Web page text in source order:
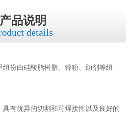
产品说明
details
份由硅酸脂树脂、锌粉、助剂等组
有优异的切割和可焊接性以及良好的